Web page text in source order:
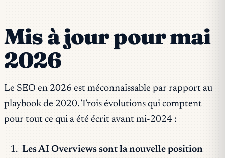
Mis à jour pour mai
2026
Le SEO en 2026 est méconnaissable par rapport au
playbook de 2020. Trois évolutions qui comptent
pour tout ce qui a été écrit avant mi-2024 :
Les AI Overviews sont la nouvelle position